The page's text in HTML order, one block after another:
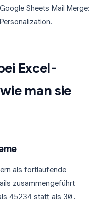
Sheets Mail Merge:
Excel-
man sie
als fortlaufende
zusammengeführt
45234 statt als 30.